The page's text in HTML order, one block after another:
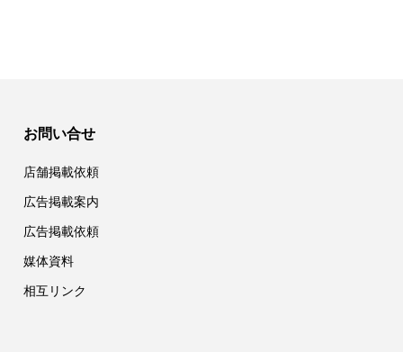
お問い合せ
店舗掲載依頼
広告掲載案内
広告掲載依頼
媒体資料
相互リンク